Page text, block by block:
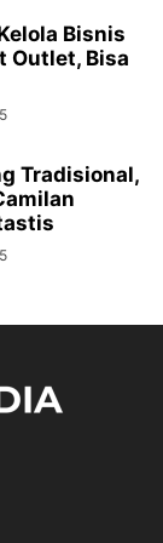
Bisnis
Outlet, Bisa
Tradisional,